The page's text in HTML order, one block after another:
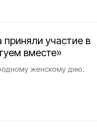
приняли участие в
вместе»
женскому дню.